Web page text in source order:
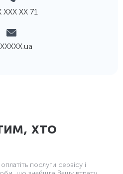
ХХХ ХХ 71
хто
послуги сервісу і